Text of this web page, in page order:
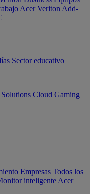
Acer Veriton Add-
Sector educativo
Cloud Gaming
Empresas Todos los
inteligente Acer